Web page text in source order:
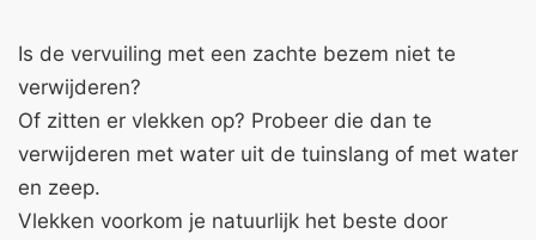
Is de vervuiling met een zachte bezem niet te
verwijderen?
Of zitten er vlekken op? Probeer die dan te
verwijderen met water uit de tuinslang of met water
en zeep.
Vlekken voorkom je natuurlijk het beste door